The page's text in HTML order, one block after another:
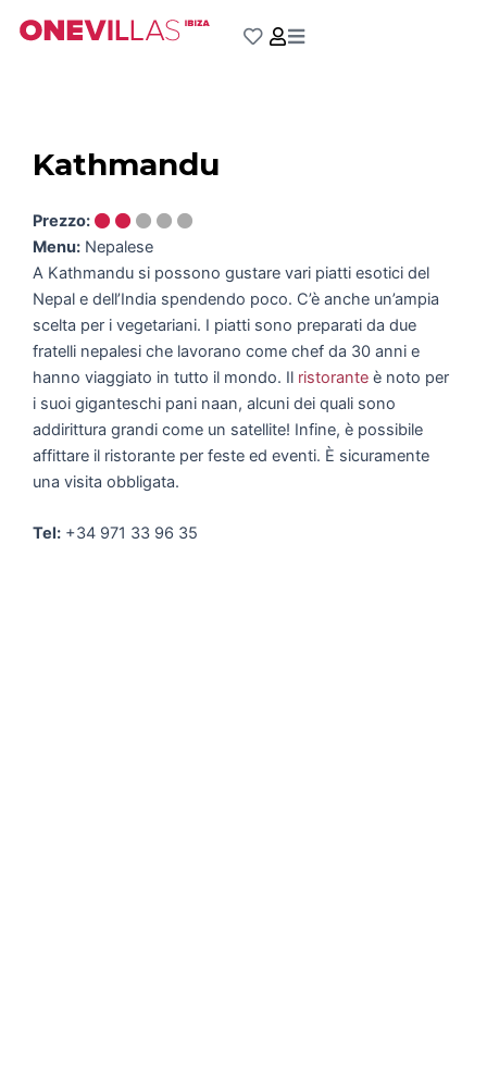
Kathmandu
Prezzo:
Menu: Nepalese
A Kathmandu si possono gustare vari piatti esotici del
Nepal e dell’India spendendo poco. C’è anche un’ampia
scelta per i vegetariani. I piatti sono preparati da due
fratelli nepalesi che lavorano come chef da 30 anni e
hanno viaggiato in tutto il mondo. Il ristorante è noto per
i suoi giganteschi pani naan, alcuni dei quali sono
addirittura grandi come un satellite! Infine, è possibile
affittare il ristorante per feste ed eventi. È sicuramente
una visita obbligata.
Tel: +34 971 33 96 35